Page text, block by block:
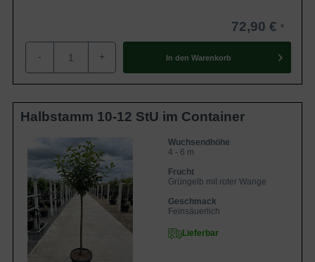
72,90 €
- + In den Warenkorb
Halbstamm 10-12 StU im Container
Wuchsendhöhe
4 - 6 m
Frucht
Grüngelb mit roter Wange
Geschmack
Feinsäuerlich
Lieferbar